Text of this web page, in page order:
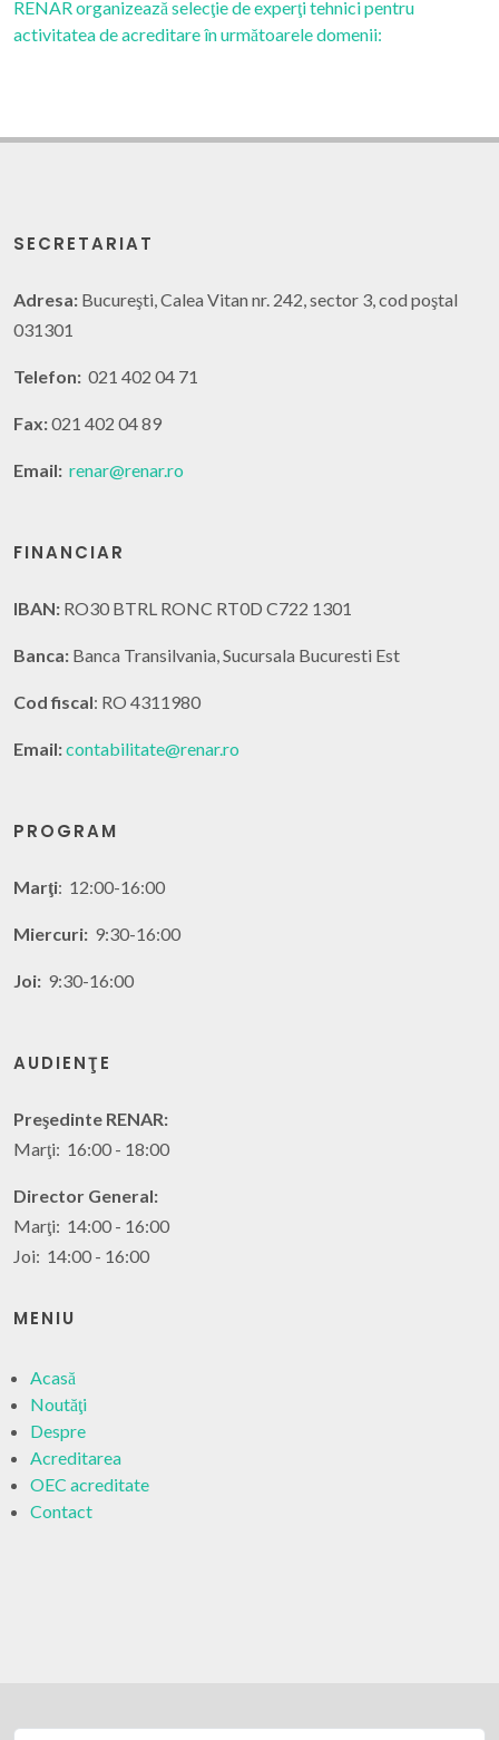
RENAR organizează selecţie de experţi tehnici pentru
activitatea de acreditare în următoarele domenii:
SECRETARIAT
Adresa: Bucureşti, Calea Vitan nr. 242, sector 3, cod poştal
031301
Telefon: 021 402 04 71
Fax:021 402 04 89
Email: renar@renar.ro
FINANCIAR
IBAN: RO30 BTRL RONC RT0D C722 1301
Banca: Banca Transilvania, Sucursala Bucuresti Est
Cod fiscal: RO 4311980
Email:contabilitate@renar.ro
PROGRAM
Marţi: 12:00-16:00
Miercuri: 9:30-16:00
Joi: 9:30-16:00
AUDIENŢE
Preşedinte RENAR:
Marţi: 16:00 - 18:00
Director General:
Marţi: 14:00 - 16:00
Joi: 14:00 - 16:00
MENIU
Acasă
Noutăţi
Despre
Acreditarea
OEC acreditate
Contact